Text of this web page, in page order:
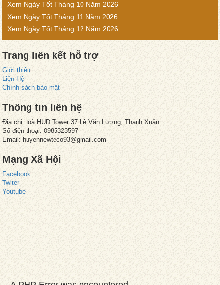
Xem Ngày Tốt Tháng 10 Năm 2026
Xem Ngày Tốt Tháng 11 Năm 2026
Xem Ngày Tốt Tháng 12 Năm 2026
Trang liên kết hỗ trợ
Giới thiệu
Liện Hệ
Chính sách bảo mật
Thông tin liên hệ
Địa chỉ: toà HUD Tower 37 Lê Văn Lương, Thanh Xuân
Số điện thoại: 0985323597
Email: huyennewteco93@gmail.com
Mạng Xã Hội
Facebook
Twiter
Youtube